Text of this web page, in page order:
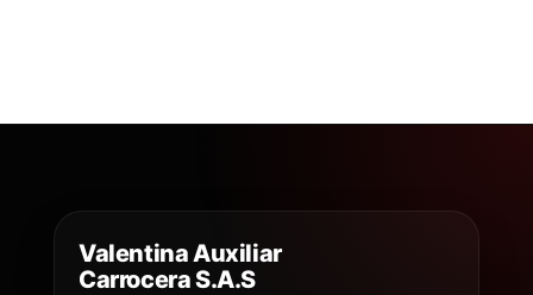
Valentina Auxiliar
Carrocera S.A.S